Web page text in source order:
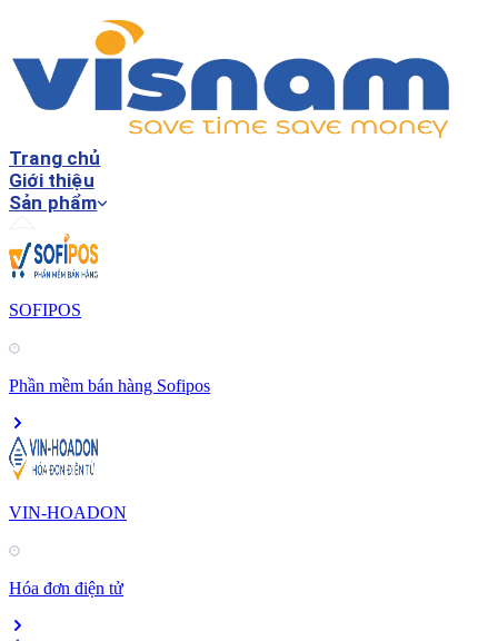
Trang chủ
Giới thiệu
Sản phẩm
SOFIPOS
Phần mềm bán hàng Sofipos
VIN-HOADON
Hóa đơn điện tử